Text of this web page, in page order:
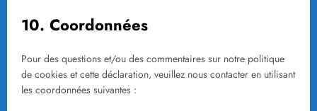
10. Coordonnées
Pour des questions et/ou des commentaires sur notre politique
de cookies et cette déclaration, veuillez nous contacter en utilisant
les coordonnées suivantes :